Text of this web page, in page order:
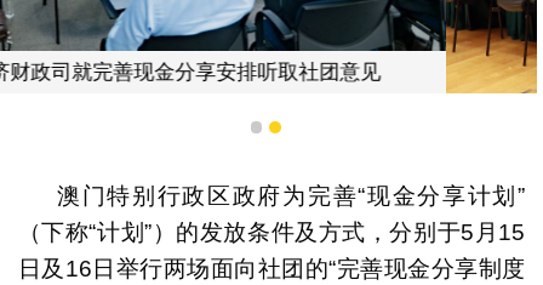
社会文化司就完善现金分享安排听取社团意见
1 2
澳门特别行政区政府为完善“现金分享计划”
（下称“计划”）的发放条件及方式，分别于5月15
日及16日举行两场面向社团的“完善现金分享制度